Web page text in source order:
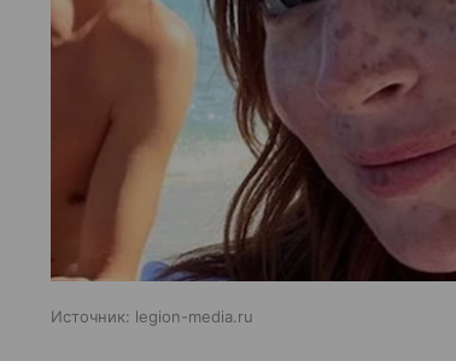
Источник: legion-media.ru